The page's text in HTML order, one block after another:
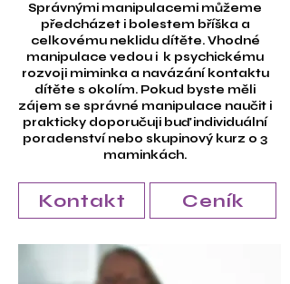
Správnými manipulacemi můžeme
předcházet i bolestem bříška a
celkovému neklidu dítěte.Vhodné
manipulace vedou i k psychickému
rozvoji miminka a navázání kontaktu
dítěte s okolím. Pokud byste měli
zájem se správné manipulace naučit i
prakticky doporučuji buď individuální
poradenství nebo skupinový kurz o 3
maminkách.
Kontakt Ceník